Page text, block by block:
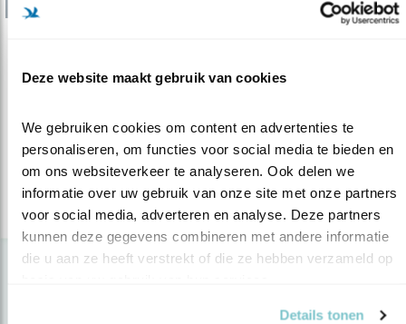
Deze website maakt gebruik van cookies
We gebruiken cookies om content en advertenties te
personaliseren, om functies voor social media te bieden en
om ons websiteverkeer te analyseren. Ook delen we
informatie over uw gebruik van onze site met onze partners
voor social media, adverteren en analyse. Deze partners
kunnen deze gegevens combineren met andere informatie
die u aan ze heeft verstrekt of die ze hebben verzameld op
Details tonen
Die heerlijke ganzen
lees meer